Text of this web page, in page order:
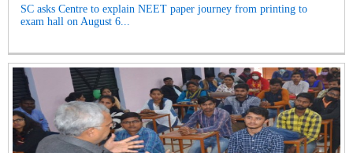
SC asks Centre to explain NEET paper journey from printing to
exam hall on August 6...